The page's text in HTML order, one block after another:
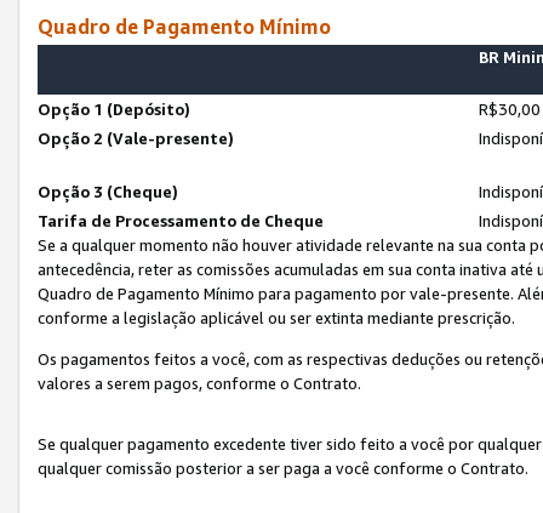
Quadro de Pagamento Mínimo
BR
Opção 1 (Depósito)
R$30,00
Opção 2 (Vale-presente)
Opção 3 (Cheque)
Tarifa de Processamento de Cheque
Se a qualquer momento não houver atividade relevante na sua conta
antecedência, reter as comissões acumuladas em sua conta inativa
Quadro de Pagamento Mínimo para pagamento por vale-presente.
conforme a legislação aplicável ou ser extinta mediante prescrição.
Os pagamentos feitos a você, com as respectivas deduções ou
valores a serem pagos, conforme o Contrato.
Se qualquer pagamento excedente tiver sido feito a você por
qualquer comissão posterior a ser paga a você conforme o Contrato.